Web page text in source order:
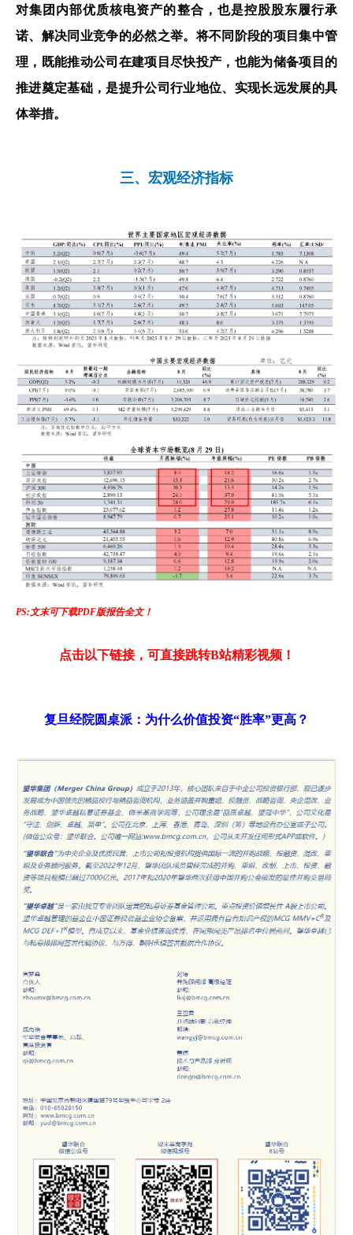
对集团内部优质核电资产的整合，也是控股股东履行承
诺、解决同业竞争的必然之举。将不同阶段的项目集中管
理，既能推动公司在建项目尽快投产，也能为储备项目的
推进奠定基础，是提升公司行业地位、实现长远发展的具
体举措。
三、宏观经济指标
PS:文末可下载PDF版报告全文！
点击以下链接，可直接跳转B站精彩视频！
复旦经院圆桌派：为什么价值投资“胜率”更高？